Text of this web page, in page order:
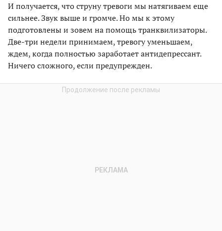
И получается, что струну тревоги мы натягиваем еще
сильнее. Звук выше и громче. Но мы к этому
подготовлены и зовем на помощь транквилизаторы.
Две-три недели принимаем, тревогу уменьшаем,
ждем, когда полностью заработает антидепрессант.
Ничего сложного, если предупрежден.